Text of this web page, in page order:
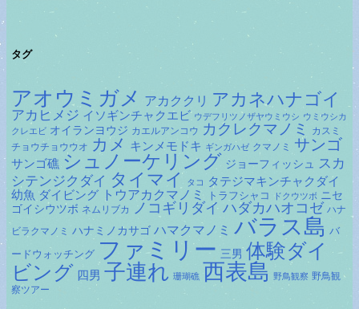
イ
タグ
アオウミガメ アカククリ アカネハナゴイ
アカヒメジ イソギンチャクエビ ウデフリツノザヤウミウシ ウミウシカ
クレエビ オイランヨウジ カエルアンコウ カクレクマノミ
カスミ
チョウチョウウオ カメ キンメモドキ ギンガハゼ クマノミ サンゴ
サンゴ礁 シュノーケリング ジョーフィッシュ
スカ
シテンジクダイ タイマイ タコ
タテジマキンチャクダイ
幼魚 ダイビング トウアカクマノミ トラフシャコ ドクウツボ
ニセ
ゴイシウツボ ネムリブカ ノコギリダイ ハダカハオコゼ ハナ
ビラクマノミ ハナミノカサゴ ハマクマノミ バラス島 バ
ードウォッチング ファミリー 三男 体験ダイ
ビング 四男 子連れ 珊瑚礁 西表島 野鳥観察 野鳥観
察ツアー